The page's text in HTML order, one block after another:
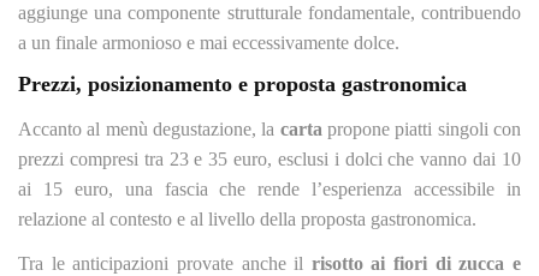
aggiunge una componente strutturale fondamentale, contribuendo
a un finale armonioso e mai eccessivamente dolce.
Prezzi, posizionamento e proposta gastronomica
Accanto al menù degustazione, la carta propone piatti singoli con
prezzi compresi tra 23 e 35 euro, esclusi i dolci che vanno dai 10
ai 15 euro, una fascia che rende l’esperienza accessibile in
relazione al contesto e al livello della proposta gastronomica.
Tra le anticipazioni provate anche il risotto ai fiori di zucca e